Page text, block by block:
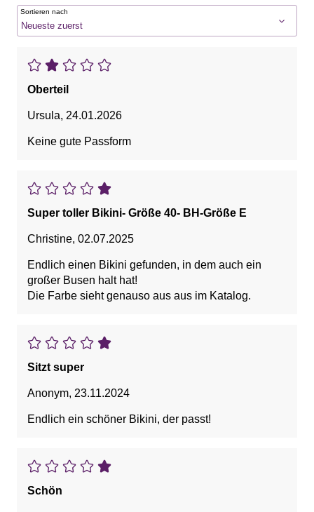
Sortieren nach
Oberteil
Ursula, 24.01.2026
Keine gute Passform
Super toller Bikini- Größe 40- BH-Größe E
Christine, 02.07.2025
Endlich einen Bikini gefunden, in dem auch ein
großer Busen halt hat!
Die Farbe sieht genauso aus aus im Katalog.
Sitzt super
Anonym, 23.11.2024
Endlich ein schöner Bikini, der passt!
Schön